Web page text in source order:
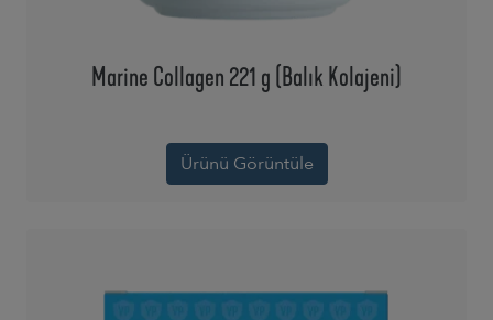
Marine Collagen 221 g (Balık Kolajeni)
Ürünü Görüntüle